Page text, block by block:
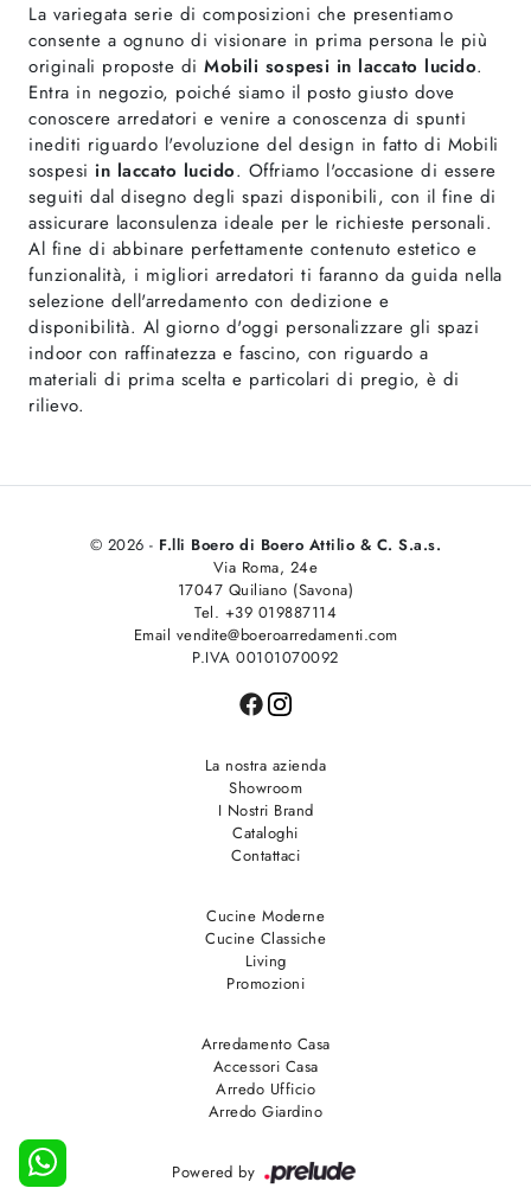
La variegata serie di composizioni che presentiamo
consente a ognuno di visionare in prima persona le più
originali proposte di Mobili sospesi in laccato lucido.
Entra in negozio, poiché siamo il posto giusto dove
conoscere arredatori e venire a conoscenza di spunti
inediti riguardo l'evoluzione del design in fatto di Mobili
sospesi in laccato lucido. Offriamo l'occasione di essere
seguiti dal disegno degli spazi disponibili, con il fine di
assicurare laconsulenza ideale per le richieste personali.
Al fine di abbinare perfettamente contenuto estetico e
funzionalità, i migliori arredatori ti faranno da guida nella
selezione dell'arredamento con dedizione e
disponibilità. Al giorno d'oggi personalizzare gli spazi
indoor con raffinatezza e fascino, con riguardo a
materiali di prima scelta e particolari di pregio, è di
rilievo.
© 2026 - F.lli Boero di Boero Attilio & C. S.a.s.
Via Roma, 24e
17047 Quiliano (Savona)
Tel. +39 019887114
Email vendite@boeroarredamenti.com
P.IVA 00101070092
La nostra azienda
Showroom
I Nostri Brand
Cataloghi
Contattaci
Cucine Moderne
Cucine Classiche
Living
Promozioni
Arredamento Casa
Accessori Casa
Arredo Ufficio
Arredo Giardino
Powered by